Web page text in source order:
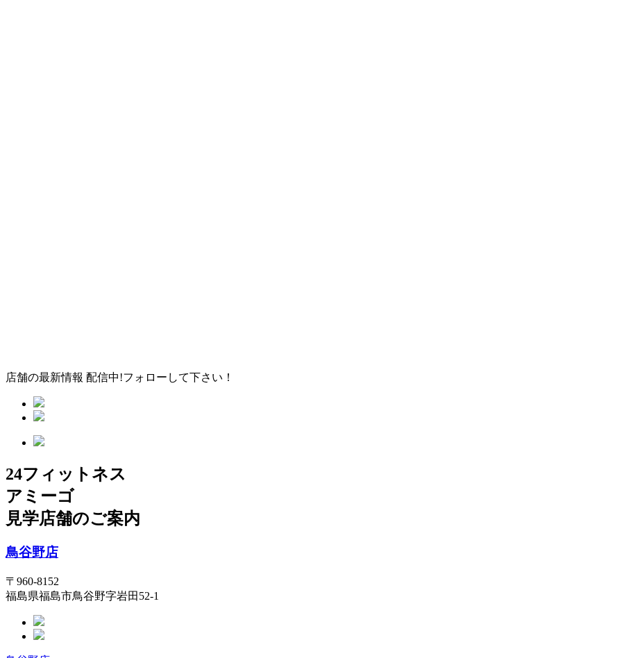
店舗の最新情報 配信中!フォローして下さい！
24フィットネス
アミーゴ
見学店舗のご案内
鳥谷野店
〒960-8152
福島県福島市鳥谷野字岩田52-1